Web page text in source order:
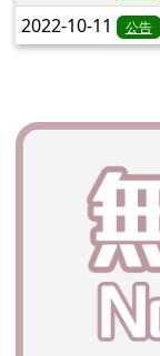
2022-10-11 公告